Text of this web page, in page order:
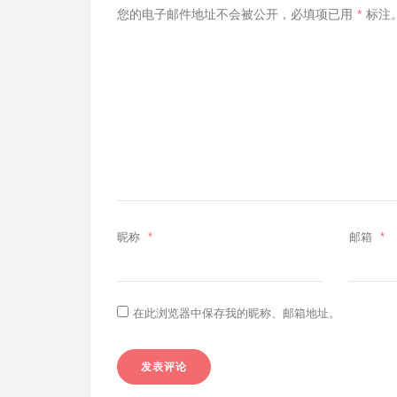
您的电子邮件地址不会被公开， 必填项已用 * 标注
昵称 * 邮箱 *
在此浏览器中保存我的昵称、邮箱地址。